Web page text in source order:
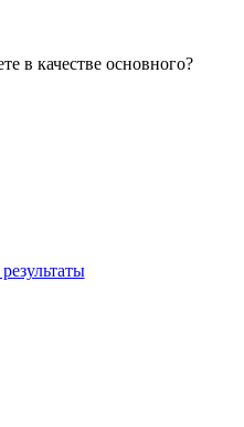
в качестве основного?